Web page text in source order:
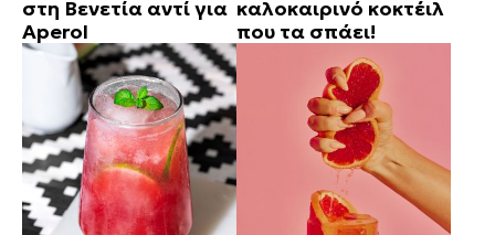
στη Βενετία αντί για
Aperol
καλοκαιρινό κοκτέιλ
που τα σπάει!